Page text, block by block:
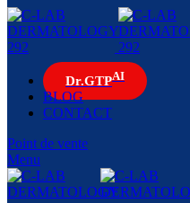
Dr.GTPAI
BLOG
CONTACT
Point de vente
Menu